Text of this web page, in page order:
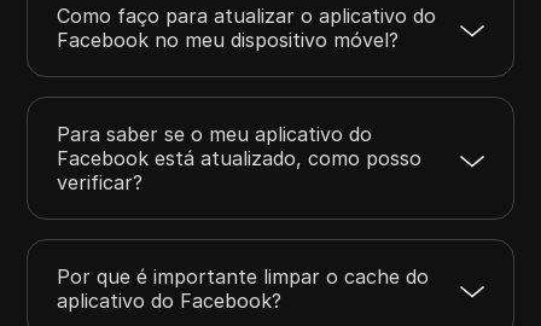
Como faço para atualizar o aplicativo do
Facebook no meu dispositivo móvel?
Para saber se o meu aplicativo do
Facebook está atualizado, como posso
verificar?
Por que é importante limpar o cache do
aplicativo do Facebook?